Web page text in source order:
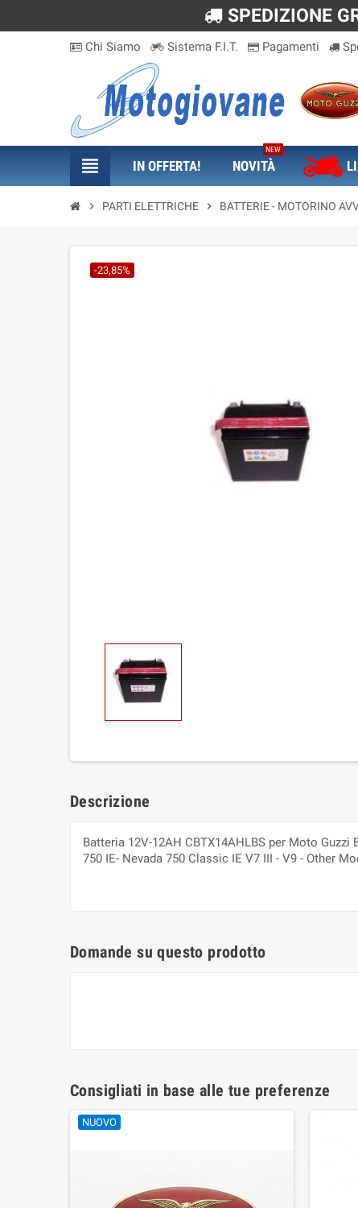
SPEDIZIONE
Chi Siamo Sistema F.I.T. Pagamenti
view_headline IN OFFERTA! NOVITÀ
NEW
chevron_right PARTI ELETTRICHE chevron_right BATTERIE - MOTORINO
-23,85%
Descrizione
Batteria 12V-12AH CBTX14AHLBS per Moto
750 IE- Nevada 750 Classic IE V7 III - V9 - Other
Domande su questo prodotto
Consigliati in base alle tue preferenze
NUOVO